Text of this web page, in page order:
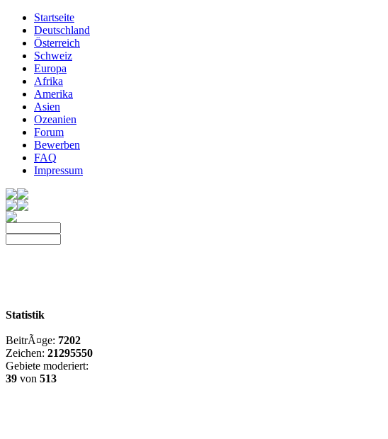
Startseite
Deutschland
Österreich
Schweiz
Europa
Afrika
Amerika
Asien
Ozeanien
Forum
Bewerben
FAQ
Impressum
Statistik
BeitrÃ¤ge: 7202
Zeichen: 21295550
Gebiete moderiert:
39 von 513